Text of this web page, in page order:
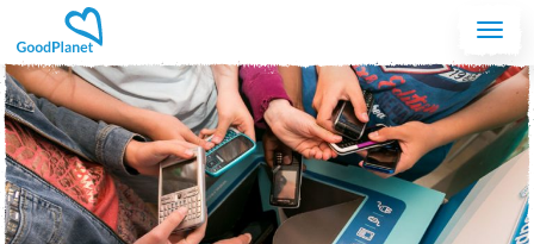
Aller au contenu principal